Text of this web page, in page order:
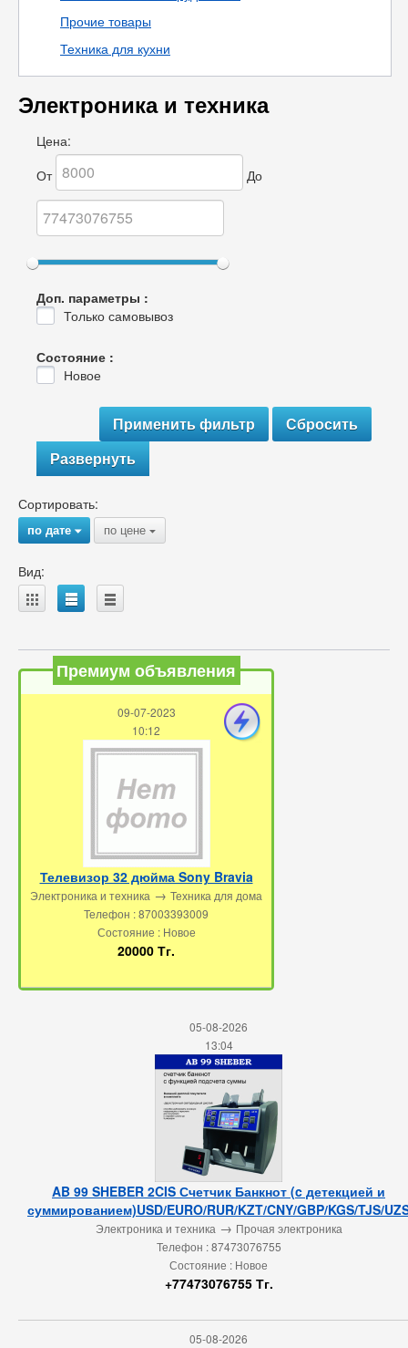
Прочие товары
Техника для кухни
Электроника и техника
Цена:
От
До
Доп. параметры :
Только самовывоз
Состояние :
Новое
Развернуть
Сортировать:
по дате{ по цене {
Вид:
A B C
Премиум объявления
09-07-2023
10:12
Телевизор 32 дюйма Sony Bravia
Электроника и техника → Техника для дома
Телефон : 87003393009
Состояние : Новое
20000 Тг.
05-08-2026
13:04
AB 99 SHEBER 2CIS Счетчик Банкнот (c детекцией и
суммированием)USD/EURO/RUR/KZT/CNY/GBP/KGS/TJS/
Электроника и техника→ Прочая электроника
Телефон : 87473076755
Состояние : Новое
+77473076755 Тг.
05-08-2026